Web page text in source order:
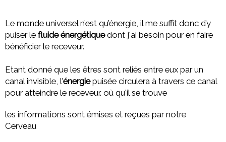
Le monde universel n’est qu’énergie, il me suffit donc d’y
puiser le fluide énergétiquedont j'ai besoin pour en faire
bénéficier le receveur.
Etant donné que les êtres sont reliés entre eux par un
canal invisible, l’énergiepuisée circulera à travers ce canal
pour atteindre le receveur. où qu'il se trouve
les informations sont émises et reçues par notre
Cerveau